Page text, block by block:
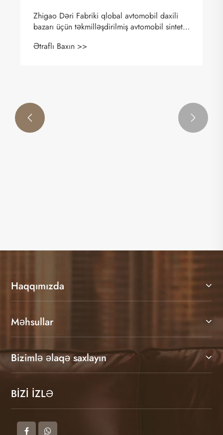
 
Haqqımızda
Məhsullar
Bizimlə əlaqə saxlayın
BİZİ İZLƏ